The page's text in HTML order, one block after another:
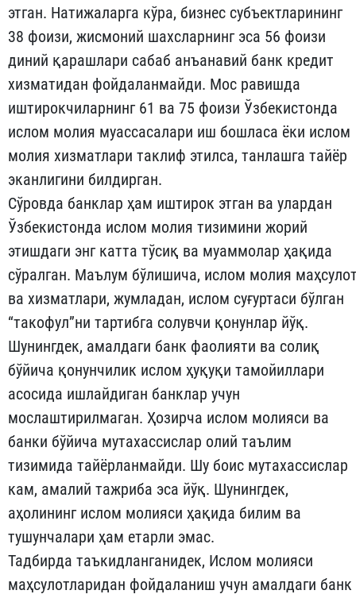
этган. Натижаларга кўра, бизнес субъектларининг
38 фоизи, жисмоний шахсларнинг эса 56 фоизи
диний қарашлари сабаб анъанавий банк кредит
хизматидан фойдаланмайди. Мос равишда
иштирокчиларнинг 61 ва 75 фоизи Ўзбекистонда
ислом молия муассасалари иш бошласа ёки ислом
молия хизматлари таклиф этилса, танлашга тайёр
эканлигини билдирган.
Сўровда банклар ҳам иштирок этган ва улардан
Ўзбекистонда ислом молия тизимини жорий
этишдаги энг катта тўсиқ ва муаммолар ҳақида
сўралган. Маълум бўлишича, ислом молия
ва хизматлари, жумладан, ислом суғуртаси бўлган
“такофул”ни тартибга солувчи қонунлар йўқ.
Шунингдек, амалдаги банк фаолияти ва солиқ
бўйича қонунчилик ислом ҳуқуқи тамойиллари
асосида ишлайдиган банклар учун
мослаштирилмаган. Ҳозирча ислом молияси ва
банки бўйича мутахассислар олий таълим
тизимида тайёрланмайди. Шу боис мутахассислар
кам, амалий тажриба эса йўқ. Шунингдек,
аҳолининг ислом молияси ҳақида билим ва
тушунчалари ҳам етарли эмас.
Тадбирда таъкидланганидек, Ислом молияси
маҳсулотларидан фойдаланиш учун амалдаги банк